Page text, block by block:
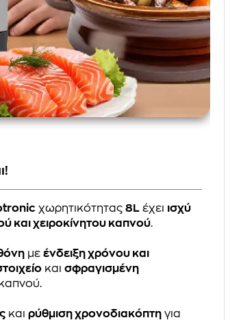
χωρητικότητας8L έχει ισχύ
και χειροκίνητου καπνού.
μεένδειξη χρόνου και
καισφραγισμένη
καιρύθμιση χρονοδιακόπτη για